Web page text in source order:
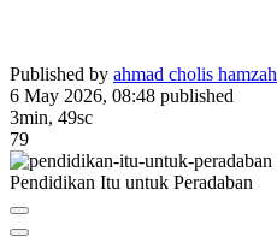
Published by ahmad cholis hamzah
6 May 2026, 08:48 published
3min, 49sc
79
Pendidikan Itu untuk Peradaban